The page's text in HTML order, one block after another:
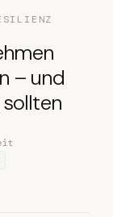
– und